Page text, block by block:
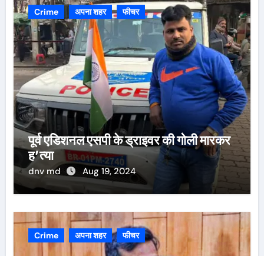
Crime अपना शहर फीचर
पूर्व एडिशनल एसपी के ड्राइवर की गोली मारकर
ह’त्या
dnv md Aug 19, 2024
Crime अपना शहर फीचर